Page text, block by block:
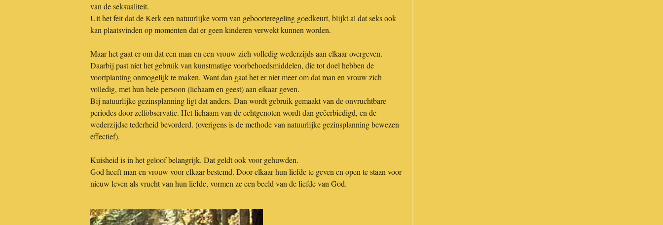
van de seksualiteit.
Uit het feit dat de Kerk een natuurlijke vorm van geboorteregeling goedkeurt, blijkt al dat seks ook
kan plaatsvinden op momenten dat er geen kinderen verwekt kunnen worden.
Maar het gaat er om dat een man en een vrouw zich volledig wederzijds aan elkaar overgeven.
Daarbij past niet het gebruik van kunstmatige voorbehoedsmiddelen, die tot doel hebben de
voortplanting onmogelijk te maken. Want dan gaat het er niet meer om dat man en vrouw zich
volledig, met hun hele persoon (lichaam en geest) aan elkaar geven.
Bij natuurlijke gezinsplanning ligt dat anders. Dan wordt gebruik gemaakt van de onvruchtbare
periodes door zelfobservatie. Het lichaam van de echtgenoten wordt dan geëerbiedigd, en de
wederzijdse tederheid bevorderd. (overigens is de methode van natuurlijke gezinsplanning bewezen
effectief).
Kuisheid is in het geloof belangrijk. Dat geldt ook voor gehuwden.
God heeft man en vrouw voor elkaar bestemd. Door elkaar hun liefde te geven en open te staan voor
nieuw leven als vrucht van hun liefde, vormen ze een beeld van de liefde van God.